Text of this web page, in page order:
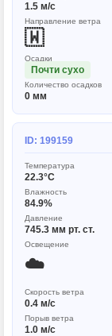
1.5 м/с
Направление ветра
🇼
Осадки
Почти сухо
Количество осадков
0 мм
ID: 199159
Температура
22.3°C
Влажность
84.9%
Давление
745.3 мм рт. ст.
Освещение
☁️
Скорость ветра
0.4 м/с
Порыв ветра
1.0 м/с